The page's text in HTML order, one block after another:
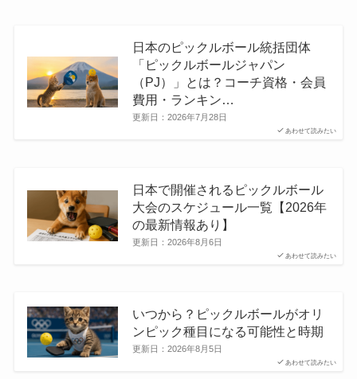
あわせて読みたい
日本のピックルボール統括団体
「ピックルボールジャパン
（PJ）」とは？コーチ資格・会員
費用・ランキン…
更新日： 2026年7月28日
あわせて読みたい
日本で開催されるピックルボール
大会のスケジュール一覧【2026年
の最新情報あり】
更新日： 2026年8月6日
あわせて読みたい
いつから？ピックルボールがオリ
ンピック種目になる可能性と時期
更新日： 2026年8月5日